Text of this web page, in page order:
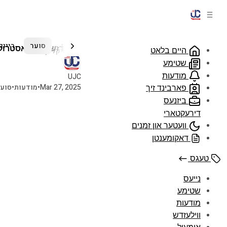
היים בלאט
שטימע
מודעות
פארבינד זיך
ביזנעס
דירעקטארי
וועטער און זמנים
דאקומענטן
טעגס
נייעס
שטימע
מודעות
ווילעזדש
בריוון צום רעדאקציע שבת סוערווילעדזש
UJC
Mar 27, 2025
•מודעות•